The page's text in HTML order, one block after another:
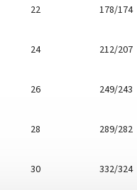
22 178/174
24 212/207
26 249/243
28 289/282
30 332/324